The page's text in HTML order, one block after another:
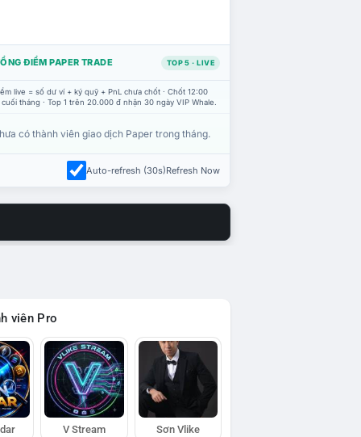
ĐIỂM PAPER TRADE TOP 5 · LIVE
live = số dư ví + ký quỹ + PnL chưa chốt · Chốt 12:00
tháng · Top 1 trên 20.000 đ nhận 30 ngày VIP Whale.
có thành viên giao dịch Paper trong tháng.
Auto-refresh (30s)Refresh Now
viên Pro
V Stream Sơn Vlike